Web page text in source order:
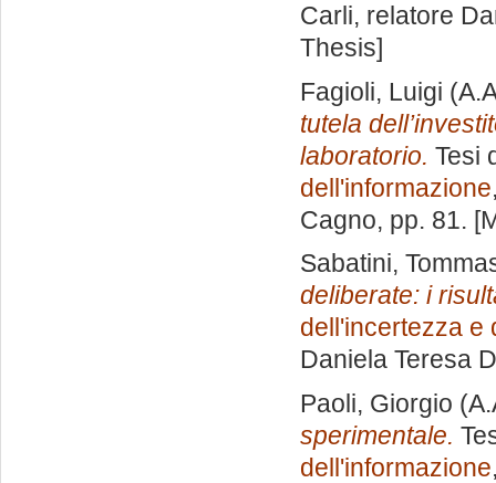
Carli, relatore
Thesis]
Fagioli, Luigi
tutela
laboratorio. Tesi
dell'informazione
Cagno, pp. 81.
Sabatini,
deliberate: i
dell'incertezza e
Daniela Teresa
Paoli, Giorgio
sperimentale.
dell'informazione